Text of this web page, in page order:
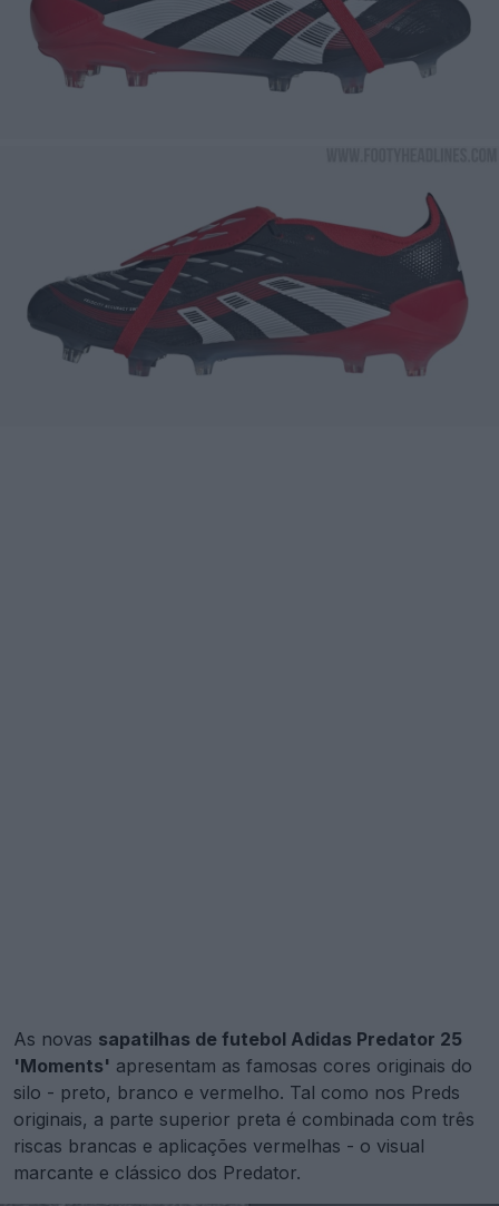
As novas sapatilhas de futebol Adidas Predator 25
'Moments' apresentam as famosas cores originais do
silo - preto, branco e vermelho. Tal como nos Preds
originais, a parte superior preta é combinada com três
riscas brancas e aplicações vermelhas - o visual
marcante e clássico dos Predator.